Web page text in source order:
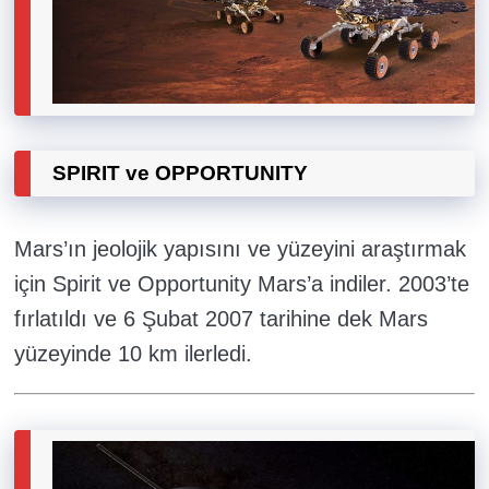
SPIRIT ve OPPORTUNITY
Mars’ın jeolojik yapısını ve yüzeyini araştırmak
için Spirit ve Opportunity Mars’a indiler. 2003’te
fırlatıldı ve 6 Şubat 2007 tarihine dek Mars
yüzeyinde 10 km ilerledi.